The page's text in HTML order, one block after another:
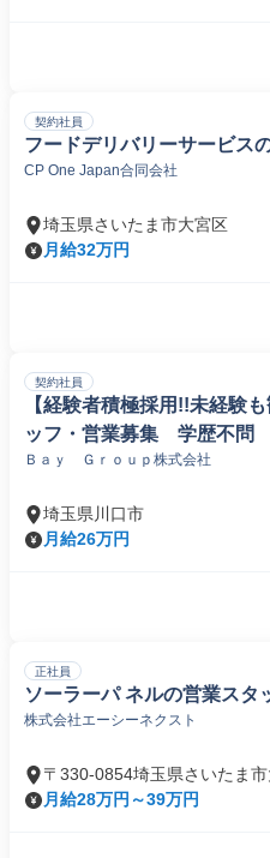
契約社員
フードデリバリーサービス
CP One Japan合同会社
埼玉県さいたま市大宮区
月給32万円
契約社員
【経験者積極採用!!未経験
ッフ・営業募集 学歴不問
Ｂａｙ Ｇｒｏｕｐ株式会社
埼玉県川口市
月給26万円
正社員
ソーラーパ ネルの営業スタ
株式会社エーシーネクスト
〒330-0854埼玉県さいたま
月給28万円～39万円